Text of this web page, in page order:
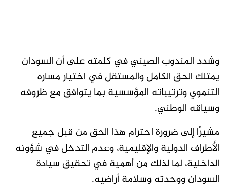
وشدد المندوب الصيني في كلمته على أن السودان
يمتلك الحق الكامل والمستقل في اختيار مساره
التنموي وترتيباته المؤسسية بما يتوافق مع ظروفه
وسياقه الوطني.
مشيرًا إلى ضرورة احترام هذا الحق من قبل جميع
الأطراف الدولية والإقليمية، وعدم التدخل في شؤونه
الداخلية، لما لذلك من أهمية في تحقيق سيادة
السودان ووحدته وسلامة أراضيه.